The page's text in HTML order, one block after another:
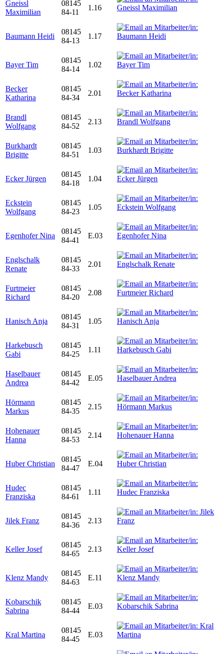
Gneissl
Maximilian
08145
84-11
1.16
Baumann Heidi
08145
84-13
1.17
Bayer Tim
08145
84-14
1.02
Becker
Katharina
08145
84-34
2.01
Brandl
Wolfgang
08145
84-52
2.13
Burkhardt
Brigitte
08145
84-51
1.03
Ecker Jürgen
08145
84-18
1.04
Eckstein
Wolfgang
08145
84-23
1.05
Egenhofer Nina
08145
84-41
E.03
Englschalk
Renate
08145
84-33
2.01
Furtmeier
Richard
08145
84-20
2.08
Hanisch Anja
08145
84-31
1.05
Harkebusch
Gabi
08145
84-25
1.11
Haselbauer
Andrea
08145
84-42
E.05
Hörmann
Markus
08145
84-35
2.15
Hohenauer
Hanna
08145
84-53
2.14
Huber Christian
08145
84-47
E.04
Hudec
Franziska
08145
84-61
1.11
Jilek Franz
08145
84-36
2.13
Keller Josef
08145
84-65
2.13
Klenz Mandy
08145
84-63
E.11
Kobarschik
Sabrina
08145
84-44
E.03
Kral Martina
08145
84-45
E.03